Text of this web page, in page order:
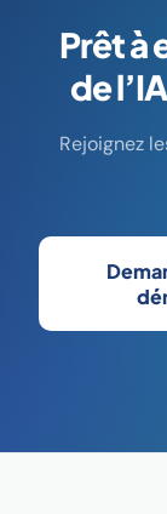
Prêt à
de
Rejoignez